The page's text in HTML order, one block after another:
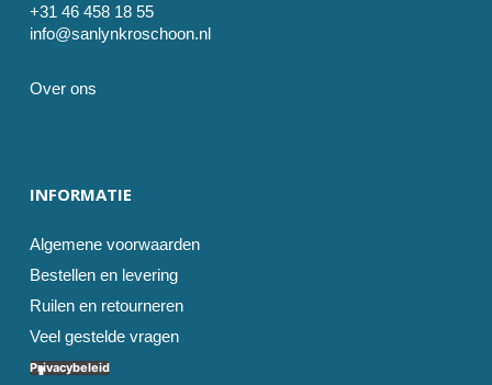
+31 46 458 18 55
info@sanlynkroschoon.nl
Over ons
INFORMATIE
Algemene voorwaarden
Bestellen en levering
Ruilen en retourneren
Veel gestelde vragen
Privacybeleid